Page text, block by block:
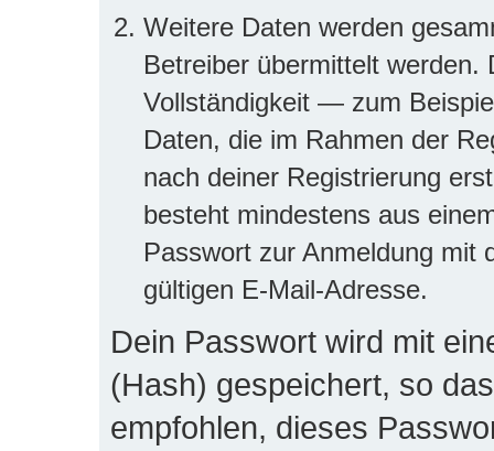
Weitere Daten werden
Betreiber übermittelt
Vollständigkeit — zum
Daten, die im Rahmen der
nach deiner Registrierung
besteht mindestens aus
Passwort zur Anmeldung mit
gültigen E-Mail-Adresse.
Dein Passwort wird mit
(Hash) gespeichert, so
empfohlen, dieses